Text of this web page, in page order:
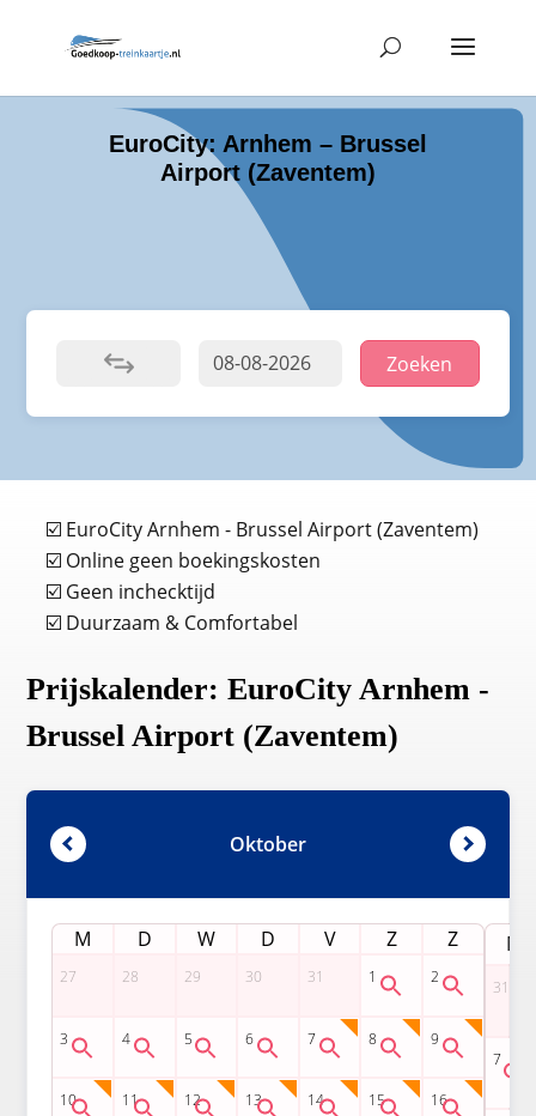
EuroCity: Arnhem – Brussel
Airport (Zaventem)
Zoeken
☑️ EuroCity Arnhem - Brussel Airport (Zaventem)
☑️ Online geen boekingskosten
☑️ Geen inchecktijd
☑️ Duurzaam & Comfortabel
Prijskalender: EuroCity Arnhem -
Brussel Airport (Zaventem)
Oktober
M D W D V Z Z M